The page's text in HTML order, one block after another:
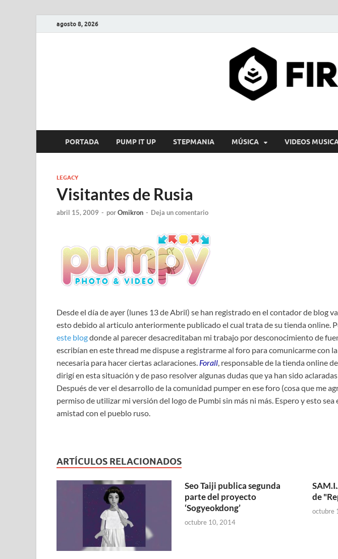
agosto 8, 2026
FIRE GAME
PORTADA PUMP IT UP STEPMANIA MÚSICA VIDEOS
LEGACY
Visitantes de Rusia
abril 15, 2009 - porOmikron - Deja un comentario
Desde el día de ayer (lunes 13 de Abril) se han registrado en el contador de blog
esto debido al articulo anteriormente publicado el cual trata de su tienda online.
este blogdonde al parecer desacreditaban mi trabajo por desconocimiento de
escribían en este thread me dispuse a registrarme al foro para comunicarme con
necesaria para hacer ciertas aclaraciones. Forall , responsable de la tienda online
dirigí en esta situación y de paso resolver algunas dudas que ya han sido
Después de ver el desarrollo de la comunidad pumper en ese foro (cosa que me
permiso de utilizar mi versión del logo de Pumbi sin más ni más. Espero y esto sea
amistad con el pueblo ruso.
ARTÍCULOS RELACIONADOS
Seo Taiji publica segunda
parte del proyecto
‘Sogyeokdong’
octubre 10, 2014
de
octubre